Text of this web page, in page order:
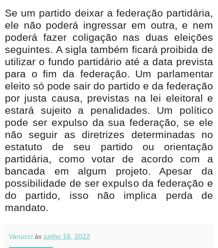
Se um partido deixar a federação partidária,
ele não poderá ingressar em outra, e nem
poderá fazer coligação nas duas eleições
seguintes. A sigla também ficará proibida de
utilizar o fundo partidário até a data prevista
para o fim da federação. Um parlamentar
eleito só pode sair do partido e da federação
por justa causa, previstas na lei eleitoral e
estará sujeito a penalidades. Um político
pode ser expulso da sua federação, se ele
não seguir as diretrizes determinadas no
estatuto de seu partido ou orientação
partidária, como votar de acordo com a
bancada em algum projeto. Apesar da
possibilidade de ser expulso da federação e
do partido, isso não implica perda de
mandato.
Vanucci às junho 16, 2022